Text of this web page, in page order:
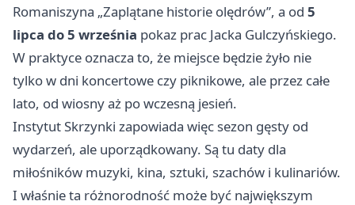
Romaniszyna „Zaplątane historie olędrów”, a od 5
lipca do 5 września pokaz prac Jacka Gulczyńskiego.
W praktyce oznacza to, że miejsce będzie żyło nie
tylko w dni koncertowe czy piknikowe, ale przez całe
lato, od wiosny aż po wczesną jesień.
Instytut Skrzynki zapowiada więc sezon gęsty od
wydarzeń, ale uporządkowany. Są tu daty dla
miłośników muzyki, kina, sztuki, szachów i kulinariów.
I właśnie ta różnorodność może być największym